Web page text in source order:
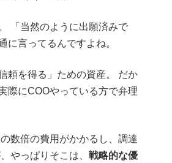
「当然のように出願済みで
言ってるんですよね。
頼を得る」ための資産。 だか
際にCOOやっている方で弁理
数倍の費用がかかるし、調達
やっぱりそこは、 戦略的な優